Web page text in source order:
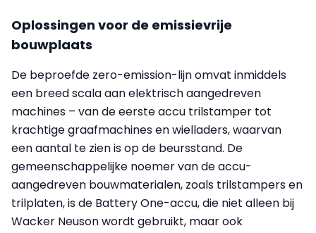
Oplossingen voor de emissievrije
bouwplaats
De beproefde zero-emission-lijn omvat inmiddels
een breed scala aan elektrisch aangedreven
machines – van de eerste accu trilstamper tot
krachtige graafmachines en wielladers, waarvan
een aantal te zien is op de beursstand. De
gemeenschappelijke noemer van de accu-
aangedreven bouwmaterialen, zoals trilstampers en
trilplaten, is de Battery One-accu, die niet alleen bij
Wacker Neuson wordt gebruikt, maar ook